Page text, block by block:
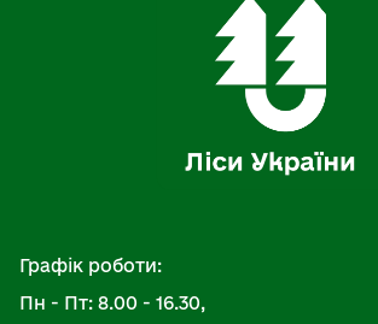
Графік роботи:
Пн - Пт: 8.00 - 16.30,